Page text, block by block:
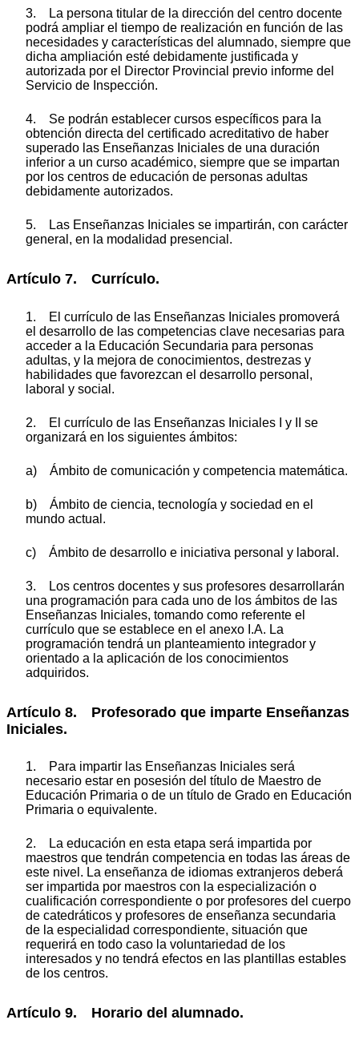
3. La persona titular de la dirección del centro docente
podrá ampliar el tiempo de realización en función de las
necesidades y características del alumnado, siempre que
dicha ampliación esté debidamente justificada y
autorizada por el Director Provincial previo informe del
Servicio de Inspección.
4. Se podrán establecer cursos específicos para la
obtención directa del certificado acreditativo de haber
superado las Enseñanzas Iniciales de una duración
inferior a un curso académico, siempre que se impartan
por los centros de educación de personas adultas
debidamente autorizados.
5. Las Enseñanzas Iniciales se impartirán, con carácter
general, en la modalidad presencial.
Artículo 7. Currículo.
1. El currículo de las Enseñanzas Iniciales promoverá
el desarrollo de las competencias clave necesarias para
acceder a la Educación Secundaria para personas
adultas, y la mejora de conocimientos, destrezas y
habilidades que favorezcan el desarrollo personal,
laboral y social.
2. El currículo de las Enseñanzas Iniciales I y II se
organizará en los siguientes ámbitos:
a) Ámbito de comunicación y competencia matemática.
b) Ámbito de ciencia, tecnología y sociedad en el
mundo actual.
c) Ámbito de desarrollo e iniciativa personal y laboral.
3. Los centros docentes y sus profesores desarrollarán
una programación para cada uno de los ámbitos de las
Enseñanzas Iniciales, tomando como referente el
currículo que se establece en el anexo I.A. La
programación tendrá un planteamiento integrador y
orientado a la aplicación de los conocimientos
adquiridos.
Artículo 8. Profesorado que imparte Enseñanzas
Iniciales.
1. Para impartir las Enseñanzas Iniciales será
necesario estar en posesión del título de Maestro de
Educación Primaria o de un título de Grado en Educación
Primaria o equivalente.
2. La educación en esta etapa será impartida por
maestros que tendrán competencia en todas las áreas de
este nivel. La enseñanza de idiomas extranjeros deberá
ser impartida por maestros con la especialización o
cualificación correspondiente o por profesores del cuerpo
de catedráticos y profesores de enseñanza secundaria
de la especialidad correspondiente, situación que
requerirá en todo caso la voluntariedad de los
interesados y no tendrá efectos en las plantillas estables
de los centros.
Artículo 9. Horario del alumnado.